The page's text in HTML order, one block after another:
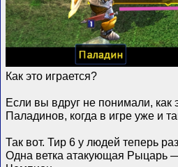
Как это играется?
Если вы вдруг не понимали, как
Паладинов, когда в игре уже и
Так вот. Тир 6 у людей теперь
Одна ветка атакующая Рыцарь